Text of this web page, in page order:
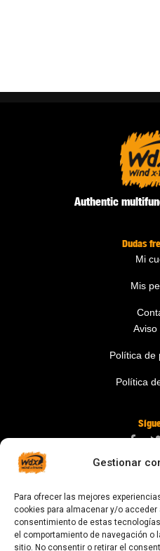
Gestionar
Para ofrecer las mejores
cookies para almacenar y/o acceder
consentimiento de estas
el comportamiento de navegación
sitio. No consentir o retirar el
Authentic
Dudas
Mi
Mis
Aviso
Política de
Política
Av. de la Mare de